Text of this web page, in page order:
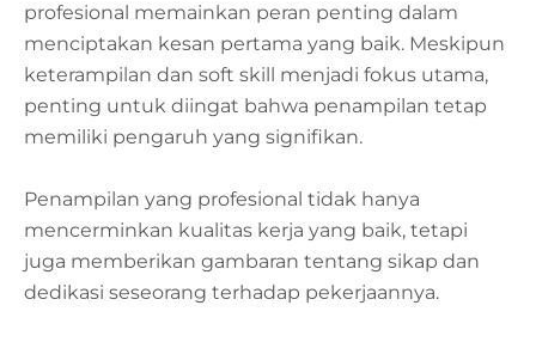
profesional memainkan peran penting dalam
menciptakan kesan pertama yang baik. Meskipun
keterampilan dan soft skill menjadi fokus utama,
penting untuk diingat bahwa penampilan tetap
memiliki pengaruh yang signifikan.
Penampilan yang profesional tidak hanya
mencerminkan kualitas kerja yang baik, tetapi
juga memberikan gambaran tentang sikap dan
dedikasi seseorang terhadap pekerjaannya.